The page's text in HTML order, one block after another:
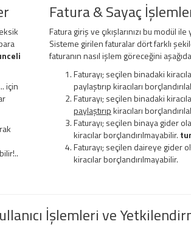
için
Fatura & Sayaç
Fatura giriş ve çıkışlarınızı bu modül
Sisteme girilen faturalar dört farklı
faturanın nasıl işlem göreceğini
Faturayı; seçilen binadaki
paylaştırıp kiracıları
Faturayı; seçilen binadaki
paylaştırıpkiracıları
Faturayı; seçilen binaya gider
kiracılar borçlandırılmayabilir.
Faturayı; seçilen daireye gider
kiracılar borçlandırılmayabilir.
İşlemleri ve